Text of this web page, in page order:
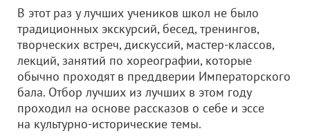
В этот раз у лучших учеников школ не было
традиционных экскурсий, бесед, тренингов,
творческих встреч, дискуссий, мастер-классов,
лекций, занятий по хореографии, которые
обычно проходят в преддверии Императорского
бала. Отбор лучших из лучших в этом году
проходил на основе рассказов о себе и эссе
на культурно-исторические темы.